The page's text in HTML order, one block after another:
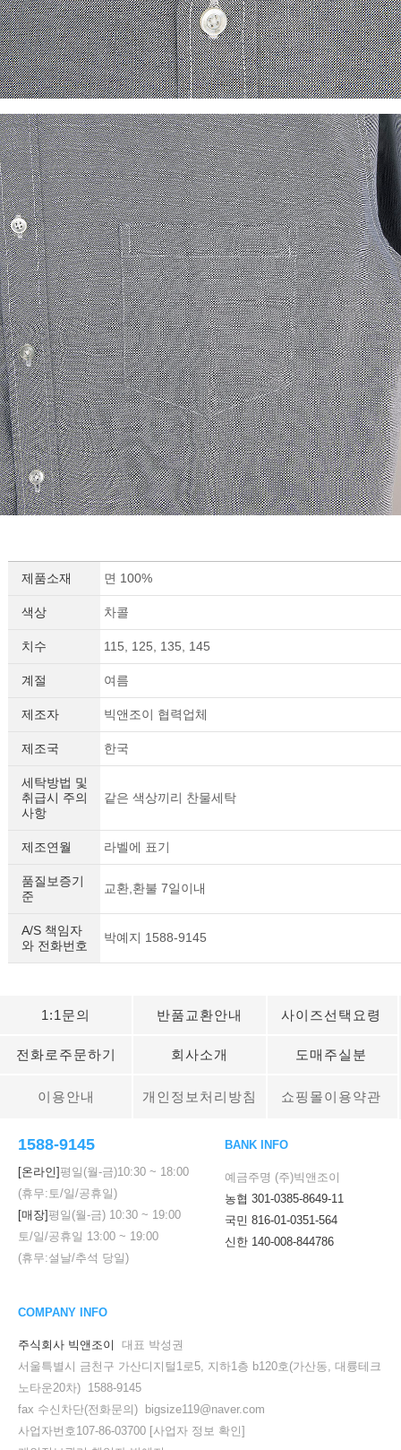
제품소재 면 100%
색상 차콜
치수 115, 125, 135, 145
계절 여름
제조자 빅앤조이 협력업체
제조국 한국
세탁방법 및
취급시 주의
사항
같은 색상끼리 찬물세탁
제조연월 라벨에 표기
품질보증기
준
교환,환불 7일이내
A/S 책임자
와 전화번호
박예지 1588-9145
1:1문의 반품교환안내 사이즈선택요령
전화로주문하기 회사소개 도매주실분
이용안내 개인정보처리방침 쇼핑몰이용약관
1588-9145
[온라인]평일(월-금)10:30 ~ 18:00
(휴무:토/일/공휴일)
[매장]평일(월-금) 10:30 ~ 19:00
토/일/공휴일 13:00 ~ 19:00
(휴무:설날/추석 당일)
BANK INFO
예금주명 (주)빅앤조이
농협 301-0385-8649-11
국민 816-01-0351-564
신한 140-008-844786
COMPANY INFO
주식회사 빅앤조이
대표 박성권
서울특별시 금천구 가산디지털1로5, 지하1층 b120호(가산동, 대륭테크
노타운20차) 1588-9145
fax 수신차단(전화문의) bigsize119@naver.com
사업자번호107-86-03700 [사업자 정보 확인]